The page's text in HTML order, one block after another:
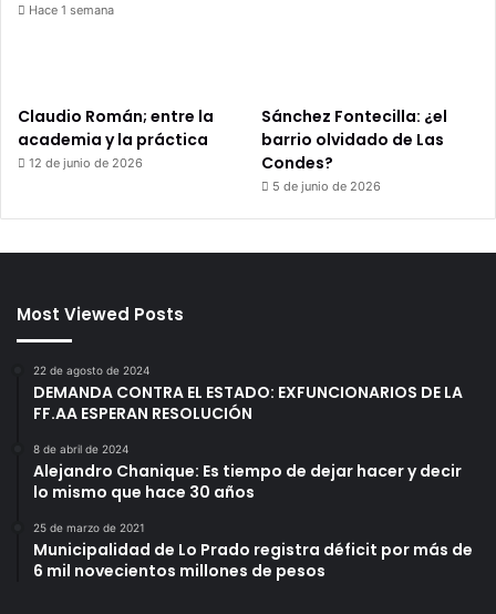
Hace 1 semana
Claudio Román; entre la
academia y la práctica
12 de junio de 2026
Sánchez Fontecilla: ¿el
barrio olvidado de Las
Condes?
5 de junio de 2026
Most Viewed Posts
22 de agosto de 2024
DEMANDA CONTRA EL ESTADO: EXFUNCIONARIOS DE LA
FF.AA ESPERAN RESOLUCIÓN
8 de abril de 2024
Alejandro Chanique: Es tiempo de dejar hacer y decir
lo mismo que hace 30 años
25 de marzo de 2021
Municipalidad de Lo Prado registra déficit por más de
6 mil novecientos millones de pesos